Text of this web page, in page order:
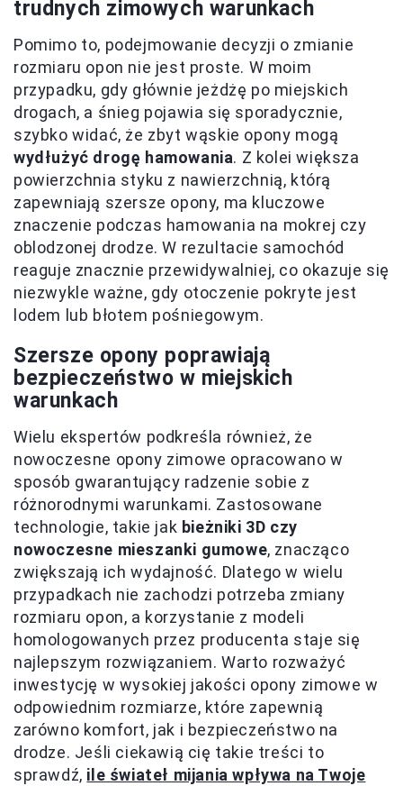
trudnych zimowych warunkach
Pomimo to, podejmowanie decyzji o zmianie
rozmiaru opon nie jest proste. W moim
przypadku, gdy głównie jeżdżę po miejskich
drogach, a śnieg pojawia się sporadycznie,
szybko widać, że zbyt wąskie opony mogą
wydłużyć drogę hamowania. Z kolei większa
powierzchnia styku z nawierzchnią, którą
zapewniają szersze opony, ma kluczowe
znaczenie podczas hamowania na mokrej czy
oblodzonej drodze. W rezultacie samochód
reaguje znacznie przewidywalniej, co okazuje się
niezwykle ważne, gdy otoczenie pokryte jest
lodem lub błotem pośniegowym.
Szersze opony poprawiają
bezpieczeństwo w miejskich
warunkach
Wielu ekspertów podkreśla również, że
nowoczesne opony zimowe opracowano w
sposób gwarantujący radzenie sobie z
różnorodnymi warunkami. Zastosowane
technologie, takie jak bieżniki 3D czy
nowoczesne mieszanki gumowe, znacząco
zwiększają ich wydajność. Dlatego w wielu
przypadkach nie zachodzi potrzeba zmiany
rozmiaru opon, a korzystanie z modeli
homologowanych przez producenta staje się
najlepszym rozwiązaniem. Warto rozważyć
inwestycję w wysokiej jakości opony zimowe w
odpowiednim rozmiarze, które zapewnią
zarówno komfort, jak i bezpieczeństwo na
drodze. Jeśli ciekawią cię takie treści to
sprawdź, ile świateł mijania wpływa na Twoje